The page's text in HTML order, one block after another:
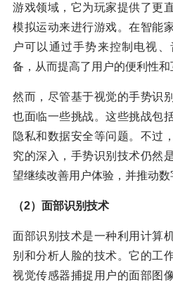
游戏领域，它为玩家提供了更
模拟运动来进行游戏。在智能
户可以通过手势来控制电视
备，从而提高了用户的便利性和
然而，尽管基于视觉的手势识
也面临一些挑战。这些挑战包
隐私和数据安全等问题。不过
究的深入，手势识别技术仍然
望继续改善用户体验，并推动数
（2）面部识别技术
面部识别技术是一种利用计算
别和分析人脸的技术。它的工
视觉传感器捕捉用户的面部图